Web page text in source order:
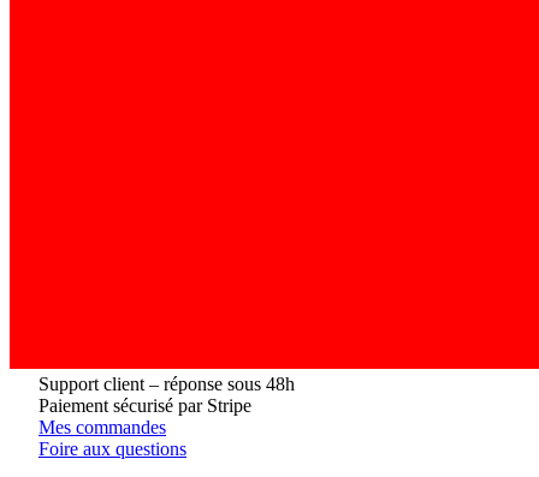
Support client – réponse sous 48h
Paiement sécurisé par Stripe
Mes commandes
Foire aux questions